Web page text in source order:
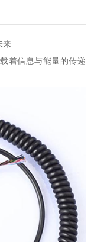
来
着信息与能量的传递